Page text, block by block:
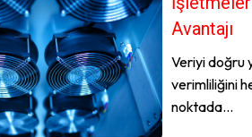
Avantajı
Veriyi doğru
verimliliğini
noktada...